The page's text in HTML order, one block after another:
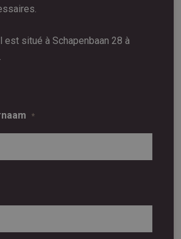
est situé à Schapenbaan 28 à
*